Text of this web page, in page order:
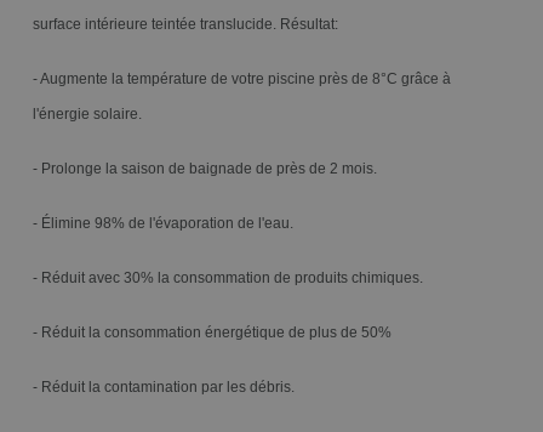
surface intérieure teintée translucide. Résultat:
- Augmente la température de votre piscine près de 8°C grâce à
l'énergie solaire.
- Prolonge la saison de baignade de près de 2 mois.
- Élimine 98% de l'évaporation de l'eau.
- Réduit avec 30% la consommation de produits chimiques.
- Réduit la consommation énergétique de plus de 50%
- Réduit la contamination par les débris.